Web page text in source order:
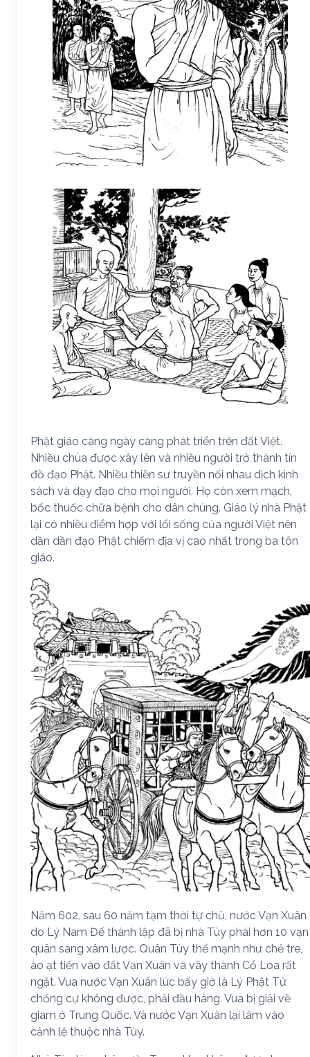
Phật giáo càng ngày càng phát triển trên đất Việt.
Nhiều chùa được xây lên và nhiều người trở thành tín
đồ đạo Phật. Nhiều thiền sư truyền nối nhau dịch kinh
sách và dạy đạo cho mọi người. Họ còn xem mạch,
bốc thuốc chữa bệnh cho dân chúng. Giáo lý nhà Phật
lại có nhiều điểm hợp với lối sống của người Việt nên
dần dần đạo Phật chiếm địa vị cao nhất trong ba tôn
giáo.
Năm 602, sau 60 năm tạm thời tự chủ, nước Vạn Xuân
do Lý Nam Đế thành lập đã bị nhà Tùy phái hơn 10 vạn
quân sang xâm lược. Quân Tùy thế mạnh như chẻ tre,
ào ạt tiến vào đất Vạn Xuân và vây thành Cổ Loa rất
ngặt. Vua nước Vạn Xuân lúc bấy giờ là Lý Phật Tử
chống cự không được, phải đầu hàng. Vua bị giải về
giam ở Trung Quốc. Và nước Vạn Xuân lại lâm vào
cảnh lệ thuộc nhà Tùy.